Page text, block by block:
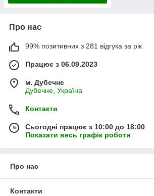
Про нас
99% позитивних з 281 відгука за рік
Працює з 06.09.2023
м. Дубечне
Дубечне, Україна
Контакти
Сьогодні працює з 10:00 до 18:00
Показати весь графік роботи
Про нас
Контакти